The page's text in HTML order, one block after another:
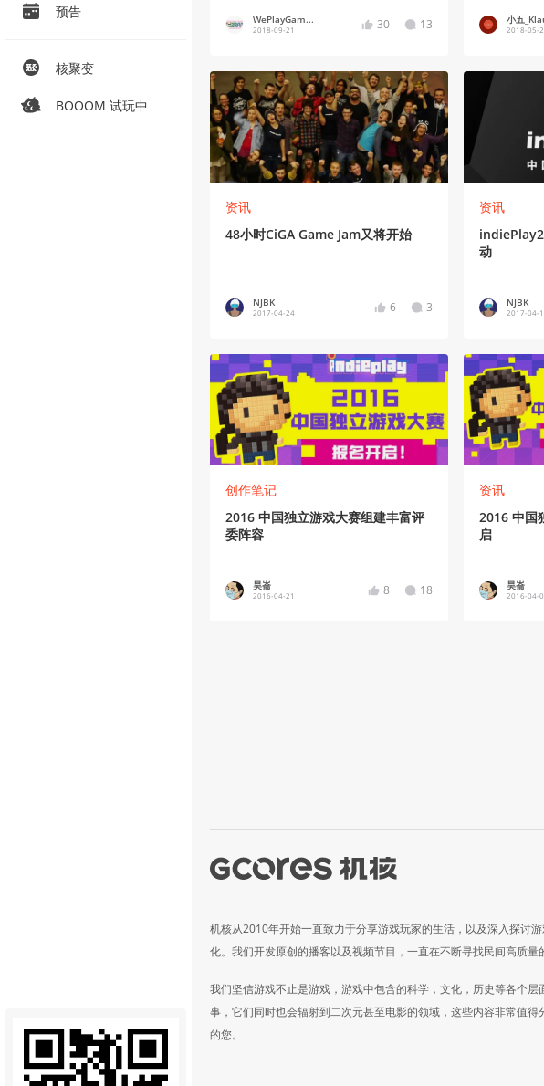
预告
核聚变
BOOOM 试玩中
WePlayGam...
2018-09-21 30 13 小五
2018-05-
资讯
48小时CiGA Game Jam又将开始
NJBK
2017-04-24 6 3
资讯
动
NJBK
2017-04-
创作笔记
2016 中国独立游戏大赛组建丰富评
委阵容
昊崙
2016-04-21 8 18
资讯
2016 中国
启
昊崙
2016-04-
机核从2010年开始一直致力于分享游戏玩家的生活，以及深入探讨
化。我们开发原创的播客以及视频节目，一直在不断寻找民间高质量
我们坚信游戏不止是游戏，游戏中包含的科学，文化，历史等各个层
事，它们同时也会辐射到二次元甚至电影的领域，这些内容非常值得
的您。